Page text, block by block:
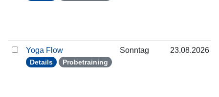
Yoga Flow
Details Probetraining
Sonntag 23.08.2026